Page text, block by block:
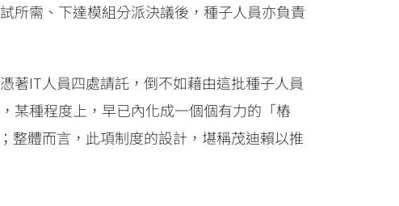
所需、下達模組分派決議後，種子人員亦負責
著IT人員四處請託，倒不如藉由這批種子人員
某種程度上，早已內化成一個個有力的「樁
整體而言，此項制度的設計，堪稱茂迪賴以推